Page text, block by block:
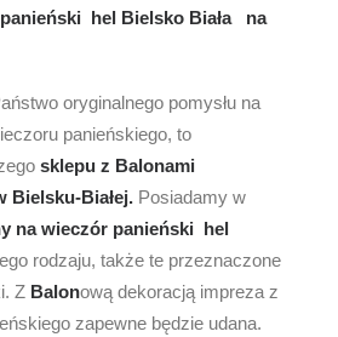
hel Bielsko Biała na
oryginalnego pomysłu na
panieńskiego, to
sklepu z Balonami
Bielsku-Białej. Posiadamy w
na wieczór panieński hel
rodzaju, także te przeznaczone
Z Balonową dekoracją impreza z
zapewne będzie udana.